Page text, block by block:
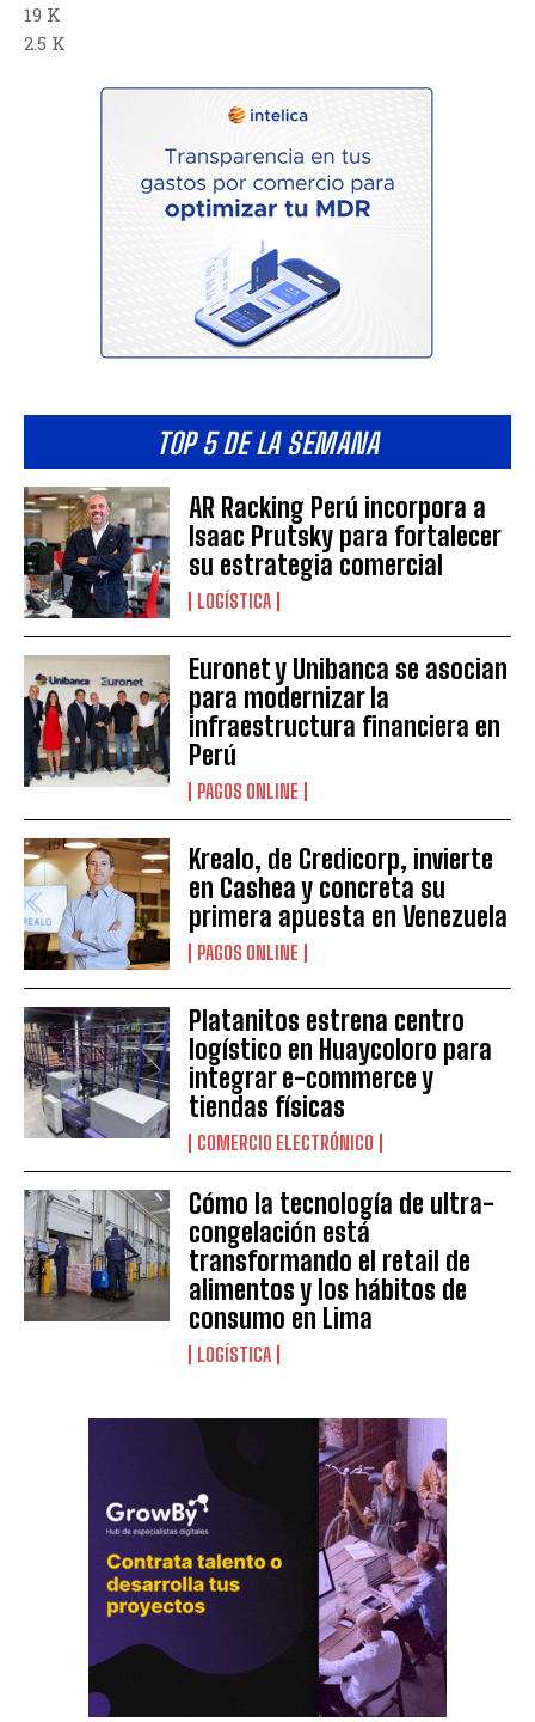
19 K
2.5 K
TOP 5 DE LA SEMANA
AR Racking Perú incorpora a
Isaac Prutsky para fortalecer
su estrategia comercial
LOGÍSTICA
Euronet y Unibanca se asocian
para modernizar la
infraestructura financiera en
Perú
PAGOS ONLINE
Krealo, de Credicorp, invierte
en Cashea y concreta su
primera apuesta en Venezuela
PAGOS ONLINE
Platanitos estrena centro
logístico en Huaycoloro para
integrar e-commerce y
tiendas físicas
COMERCIO ELECTRÓNICO
Cómo la tecnología de ultra-
congelación está
transformando el retail de
alimentos y los hábitos de
consumo en Lima
LOGÍSTICA